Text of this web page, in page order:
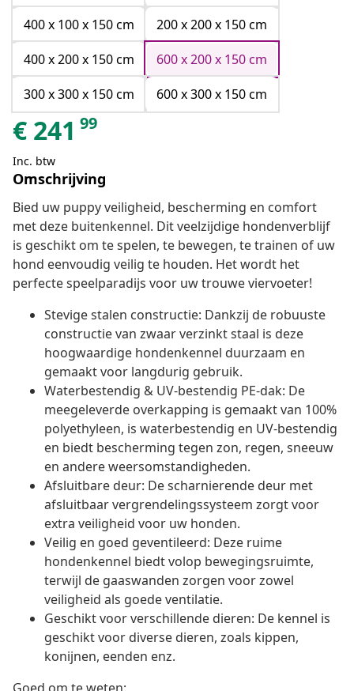
400 x 100 x 150 cm
200 x 200 x 150 cm
400 x 200 x 150 cm
600 x 200 x 150 cm
300 x 300 x 150 cm
600 x 300 x 150 cm
€ 241 99
Inc. btw
Omschrijving
Bied uw puppy veiligheid, bescherming en comfort
met deze buitenkennel. Dit veelzijdige hondenverblijf
is geschikt om te spelen, te bewegen, te trainen of uw
hond eenvoudig veilig te houden. Het wordt het
perfecte speelparadijs voor uw trouwe viervoeter!
Stevige stalen constructie: Dankzij de robuuste
constructie van zwaar verzinkt staal is deze
hoogwaardige hondenkennel duurzaam en
gemaakt voor langdurig gebruik.
Waterbestendig & UV-bestendig PE-dak: De
meegeleverde overkapping is gemaakt van 100%
polyethyleen, is waterbestendig en UV-bestendig
en biedt bescherming tegen zon, regen, sneeuw
en andere weersomstandigheden.
Afsluitbare deur: De scharnierende deur met
afsluitbaar vergrendelingssysteem zorgt voor
extra veiligheid voor uw honden.
Veilig en goed geventileerd: Deze ruime
hondenkennel biedt volop bewegingsruimte,
terwijl de gaaswanden zorgen voor zowel
veiligheid als goede ventilatie.
Geschikt voor verschillende dieren: De kennel is
geschikt voor diverse dieren, zoals kippen,
konijnen, eenden enz.